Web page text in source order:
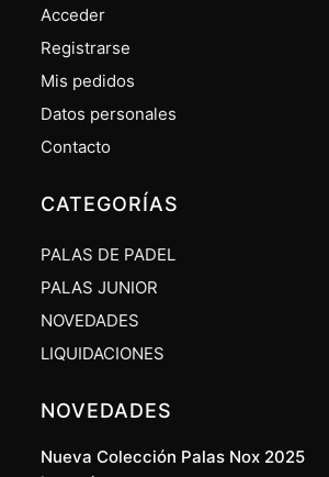
Acceder
Registrarse
Mis pedidos
Datos personales
Contacto
CATEGORÍAS
PALAS DE PADEL
PALAS JUNIOR
NOVEDADES
LIQUIDACIONES
NOVEDADES
Nueva Colección Palas Nox 2025